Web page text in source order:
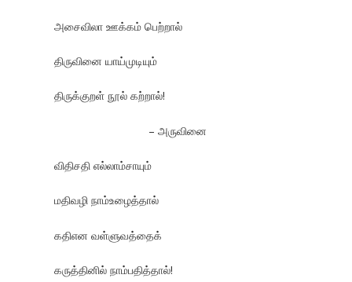
அசைவிலா ஊக்கம் பெற்றால்
திருவினை யாய்முடியும்
திருக்குறள் நூல் கற்றால்!
– அருவினை
விதிசதி எல்லாம்சாயும்
மதிவழி நாம்உழைத்தால்
கதிஎன வள்ளுவத்தைக்
கருத்தினில் நாம்பதித்தால்!